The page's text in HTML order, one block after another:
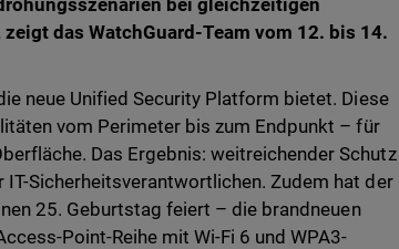
bei gleichzeitigen
das WatchGuard-Team vom 12. bis 14.
neue Unified Security Platform bietet. Diese
vom Perimeter bis zum Endpunkt – für
Das Ergebnis: weitreichender Schutz
Sicherheitsverantwortlichen. Zudem hat der
25. Geburtstag feiert – die brandneuen
Point-Reihe mit Wi-Fi 6 und WPA3-